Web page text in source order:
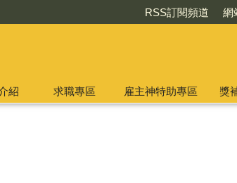
RSS訂閱頻道 網
紹 求職專區 雇主神特助專區 獎